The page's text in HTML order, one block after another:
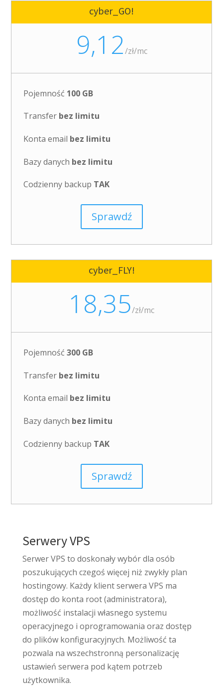
cyber_GO!
9,12/zł/mc
Pojemność 100 GB
Transfer bez limitu
Konta email bez limitu
Bazy danych bez limitu
Codzienny backup TAK
Sprawdź
cyber_FLY!
18,35/zł/mc
Pojemność300 GB
Transfer bez limitu
Konta email bez limitu
Bazy danych bez limitu
Codzienny backup TAK
Sprawdź
Serwery VPS
Serwer VPS to doskonały wybór dla osób
poszukujących czegoś więcej niż zwykły plan
hostingowy. Każdy klient serwera VPS ma
dostęp do konta root (administratora),
możliwość instalacji własnego systemu
operacyjnego i oprogramowania oraz dostęp
do plików konfiguracyjnych. Możliwość ta
pozwala na wszechstronną personalizację
ustawień serwera pod kątem potrzeb
użytkownika.